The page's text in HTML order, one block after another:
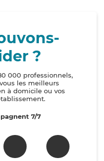
?
000 professionnels,
les meilleurs
à domicile ou vos
7/7